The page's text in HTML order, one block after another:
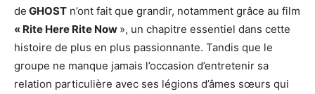
de GHOST n’ont fait que grandir, notamment grâce au film
« Rite Here Rite Now », un chapitre essentiel dans cette
histoire de plus en plus passionnante. Tandis que le
groupe ne manque jamais l’occasion d’entretenir sa
relation particulière avec ses légions d’âmes sœurs qui